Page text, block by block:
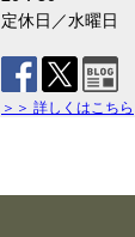
定休日／水曜日
＞＞ 詳しくはこちら